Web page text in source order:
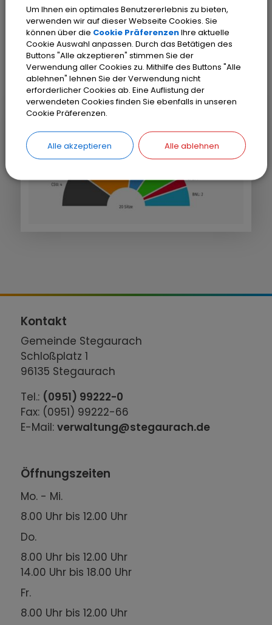
Weitere Informationen zur Besetzung der
Ausschüsse
Gemeinde Stegaurach - Gemeinderat
2026-2032 - Sitzverteilung
Kontakt
Gemeinde Stegaurach
Schloßplatz 1
96135 Stegaurach
Tel.: (0951) 99222-0
Fax: (0951) 99222-66
E-Mail:verwaltung@stegaurach.de
Öffnungszeiten
Mo. - Mi.
8.00 Uhr bis 12.00 Uhr
Do.
8.00 Uhr bis 12.00 Uhr
14.00 Uhr bis 18.00 Uhr
Fr.
8.00 Uhr bis 12.00 Uhr
Um Ihnen ein optimales Benutzererlebnis zu bieten,
verwenden wir auf dieser Webseite Cookies. Sie
können über die Cookie PräferenzenIhre aktuelle
Cookie Auswahl anpassen. Durch das Betätigen des
Buttons "Alle akzeptieren" stimmen Sie der
Verwendung aller Cookies zu. Mithilfe des Buttons "Alle
ablehnen" lehnen Sie der Verwendung nicht
erforderlicher Cookies ab. Eine Auflistung der
verwendeten Cookies finden Sie ebenfalls in unseren
Cookie Präferenzen.
Alle akzeptieren Alle ablehnen